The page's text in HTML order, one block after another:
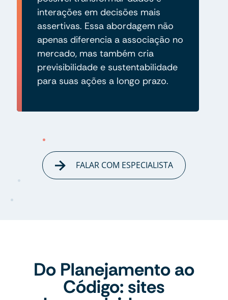
interações em decisões mais
assertivas. Essa abordagem não
apenas diferencia a associação no
mercado, mas também cria
previsibilidade e sustentabilidade
para suas ações a longo prazo.
FALAR COM ESPECIALISTA
Do Planejamento ao
Código: sites